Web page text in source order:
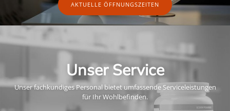
AKTUELLE ÖFFNUNGSZEITEN
Unser Service
Unser fachkundiges Personal bietet umfassende Serviceleistungen
für Ihr Wohlbefinden.